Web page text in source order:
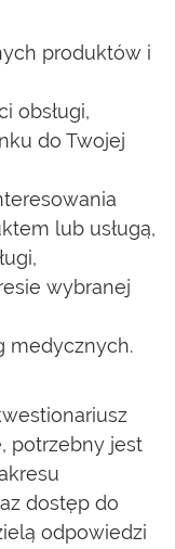
produktów i
obsługi,
do Twojej
lub usługą,
wybranej
medycznych.
potrzebny jest
dostęp do
odpowiedzi